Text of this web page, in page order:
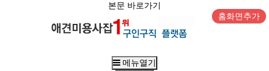
본문 바로가기
홈화면추가
메뉴열기